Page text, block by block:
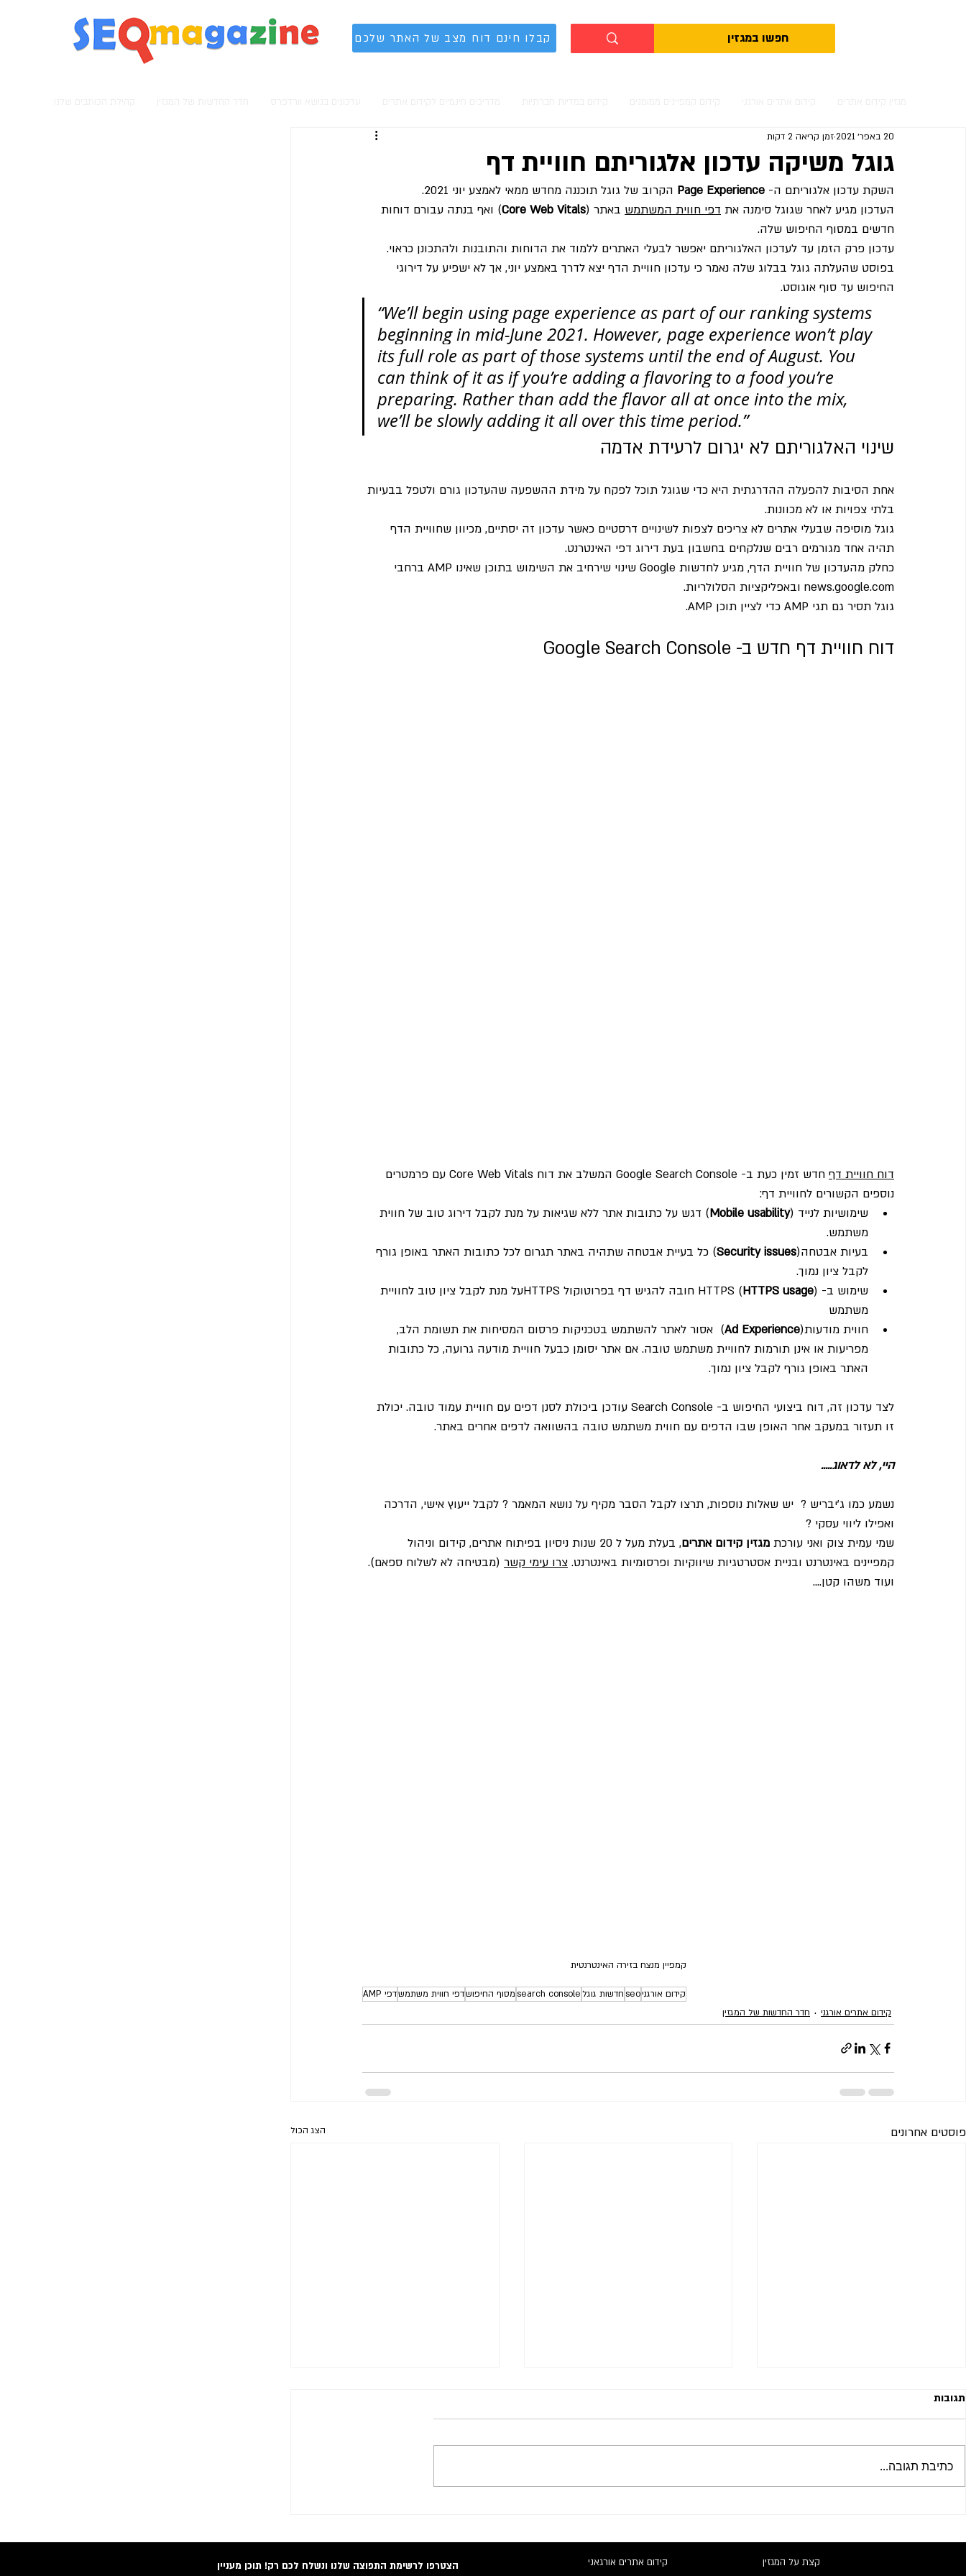
קבלו חינם דוח מצב של האתר שלכם
גוגל משיקה עדכון אלגוריתם חוויית דף
20 באפר׳ 2021 זמן קריאה 2 דקות
השקת עדכון אלגוריתם ה- Page Experience הקרוב של גוגל תוכננה מחדש ממאי לאמצע יוני 2021.
העדכון מגיע לאחר שגוגל סימנה את דפי חווית המשתמש באתר (Core Web Vitals) ואף בנתה עבורם דוחות
חדשים במסוף החיפוש שלה.
עדכון פרק הזמן עד לעדכון האלגוריתם יאפשר לבעלי האתרים ללמוד את הדוחות והתובנות ולהתכונן כראוי.
בפוסט שהעלתה גוגל בבלוג שלה נאמר כי עדכון חוויית הדף יצא לדרך באמצע יוני, אך לא ישפיע על דירוגי
החיפוש עד סוף אוגוסט.
“We’ll begin using page experience as part of our ranking systems
beginning in mid-June 2021. However, page experience won’t play
its full role as part of those systems until the end of August. You
can think of it as if you’re adding a flavoring to a food you’re
preparing. Rather than add the flavor all at once into the mix,
we’ll be slowly adding it all over this time period.”
שינוי האלגוריתם לא יגרום לרעידת אדמה
אחת הסיבות להפעלה ההדרגתית היא כדי שגוגל תוכל לפקח על מידת ההשפעה שהעדכון גורם ולטפל בבעיות
בלתי צפויות או לא מכוונות.
גוגל מוסיפה שבעלי אתרים לא צריכים לצפות לשינויים דרסטיים כאשר עדכון זה יסתיים, מכיוון שחוויית הדף
תהיה אחד מגורמים רבים שנלקחים בחשבון בעת ​​דירוג דפי האינטרנט.
כחלק מהעדכון של חוויית הדף, מגיע לחדשות Google שינוי שירחיב את השימוש בתוכן שאינו AMP ברחבי
news.google.com ובאפליקציות הסלולריות.
גוגל תסיר גם תגי AMP כדי לציין תוכן AMP.
דוח חוויית דף חדש ב- Google Search Console
דוח חוויית דף
חדש זמין כעת ב- Google Search Console המשלב את דוח Core Web Vitals עם פרמטרים
נוספים הקשורים לחוויית דף:
שימושיות לנייד (Mobile usability) דגש על כתובות אתר ללא שגיאות על מנת לקבל דירוג טוב של חווית
משתמש.
בעיות אבטחה(Security issues) כל בעיית אבטחה שתהיה באתר תגרום לכל כתובות האתר באופן גורף
לקבל ציון נמוך.
שימוש ב- HTTPS ( HTTPS usage
) חובה להגיש דף בפרוטוקול HTTPSעל מנת לקבל ציון טוב לחוויית
משתמש
חווית מודעות(Ad Experience)  אסור לאתר להשתמש בטכניקות פרסום המסיחות את תשומת הלב,
מפריעות או אינן תורמות לחוויית משתמש טובה. אם אתר יסומן כבעל חוויית מודעה גרועה, כל כתובות
האתר באופן גורף לקבל ציון נמוך.
לצד עדכון זה, דוח ביצועי החיפוש ב- Search Console עודכן ביכולת לסנן דפים עם חוויית עמוד טובה. יכולת
זו תעזור במעקב אחר האופן שבו הדפים עם חווית משתמש טובה בהשוואה לדפים אחרים באתר.
היי, לא לדאוג.....
נשמע כמו ג'יבריש ?  יש שאלות נוספות, תרצו לקבל הסבר מקיף על נושא המאמר ? לקבל ייעוץ אישי, הדרכה
ואפילו ליווי עסקי ?
שמי עמית צוק ואני עורכת מגזין קידום אתרים
, בעלת מעל ל 20 שנות ניסיון בפיתוח אתרים, קידום וניהול
קמפיינים באינטרנט ובניית אסטרטגיות שיווקיות ופרסומיות באינטרנט. צרו עימי קשר (מבטיחה לא לשלוח ספאם).
ועוד משהו קטן....
קמפיין מנצח בזירה האינטרנטית
קידום אורגניseo חדשות גוגלsearch console מסוף החיפושדפי חווית משתמשדפי AMP
קידום אתרים אורגני
חדר החדשות של המגזין
פוסטים אחרונים הצג הכול
תגובות
כתיבת תגובה...
הצטרפו לרשימת התפוצה שלנו ונשלח לכם רק! תוכן מעניין קידום אתרים אורגאני קצת על המגזין